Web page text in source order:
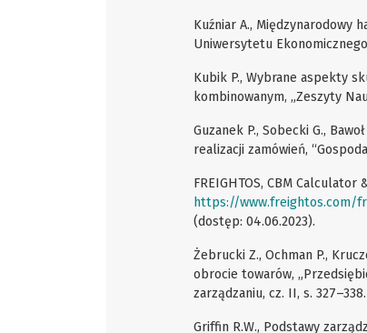
Kuźniar A., Międzynarodowy
Uniwersytetu
Kubik P., Wybrane aspekty
kombinowanym, „Zeszyty
Guzanek P., Sobecki G.,
realizacji zamówień,
FREIGHTOS, CBM
https://www.freightos.com/
(dostęp: 04.06.2023).
Żebrucki Z., Ochman P.,
obrocie towarów,
zarządzaniu, cz. II, s. 327–338.
Griffin R.W., Podstawy